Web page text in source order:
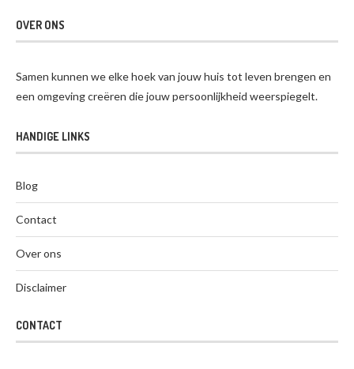
OVER ONS
Samen kunnen we elke hoek van jouw huis tot leven brengen en
een omgeving creëren die jouw persoonlijkheid weerspiegelt.
HANDIGE LINKS
Blog
Contact
Over ons
Disclaimer
CONTACT